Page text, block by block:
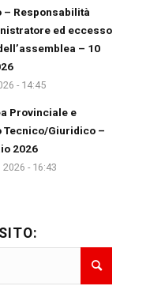
– Responsabilità
ed eccesso
– 10
- 14:45
Provinciale e
Tecnico/Giuridico –
2026
- 16:43